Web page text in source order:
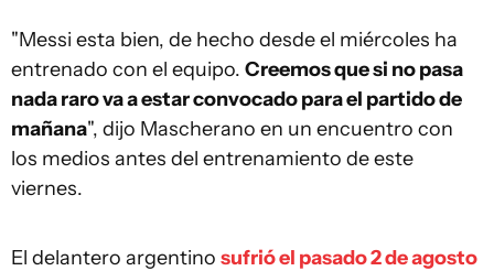
"Messi esta bien, de hecho desde el miércoles ha
entrenado con el equipo. Creemos que si no pasa
nada raro va a estar convocado para el partido de
mañana", dijo Mascherano en un encuentro con
los medios antes del entrenamiento de este
viernes.
El delantero argentino sufrió el pasado 2 de agosto